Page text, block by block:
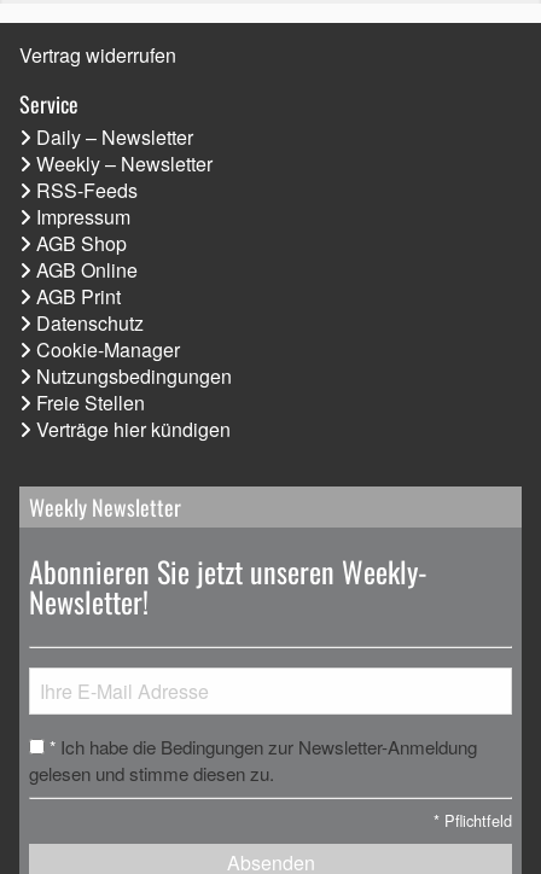
Vertrag widerrufen
Service
Daily – Newsletter
Weekly – Newsletter
RSS-Feeds
Impressum
AGB Shop
AGB Online
AGB Print
Datenschutz
Cookie-Manager
Nutzungsbedingungen
Freie Stellen
Verträge hier kündigen
Weekly Newsletter
Abonnieren Sie jetzt unseren Weekly-
Newsletter!
* Ich habe die Bedingungen zur Newsletter-Anmeldung
gelesen und stimme diesen zu.
* Pflichtfeld
Absenden